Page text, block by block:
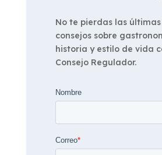
No te pierdas las
consejos sobre
historia y estilo de vida
Consejo Regulador.